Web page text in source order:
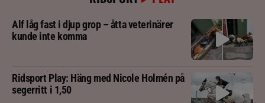
Alf låg fast i djup grop – åtta veterinärer
kunde inte komma
Ridsport Play: Häng med Nicole Holmén på
segerritt i 1,50